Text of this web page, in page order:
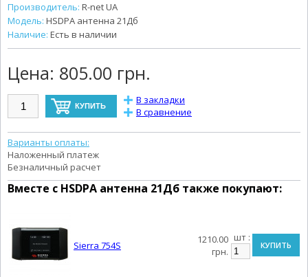
Производитель: R-net UA
Модель: HSDPA антенна 21Дб
Наличие: Есть в наличии
Цена: 805.00 грн.
В закладки
В сравнение
Варианты оплаты:
Наложенный платеж
Безналичный расчет
Вместе с HSDPA антенна 21Дб также покупают:
Sierra 754S
1210.00
грн.
шт :
КУПИТЬ